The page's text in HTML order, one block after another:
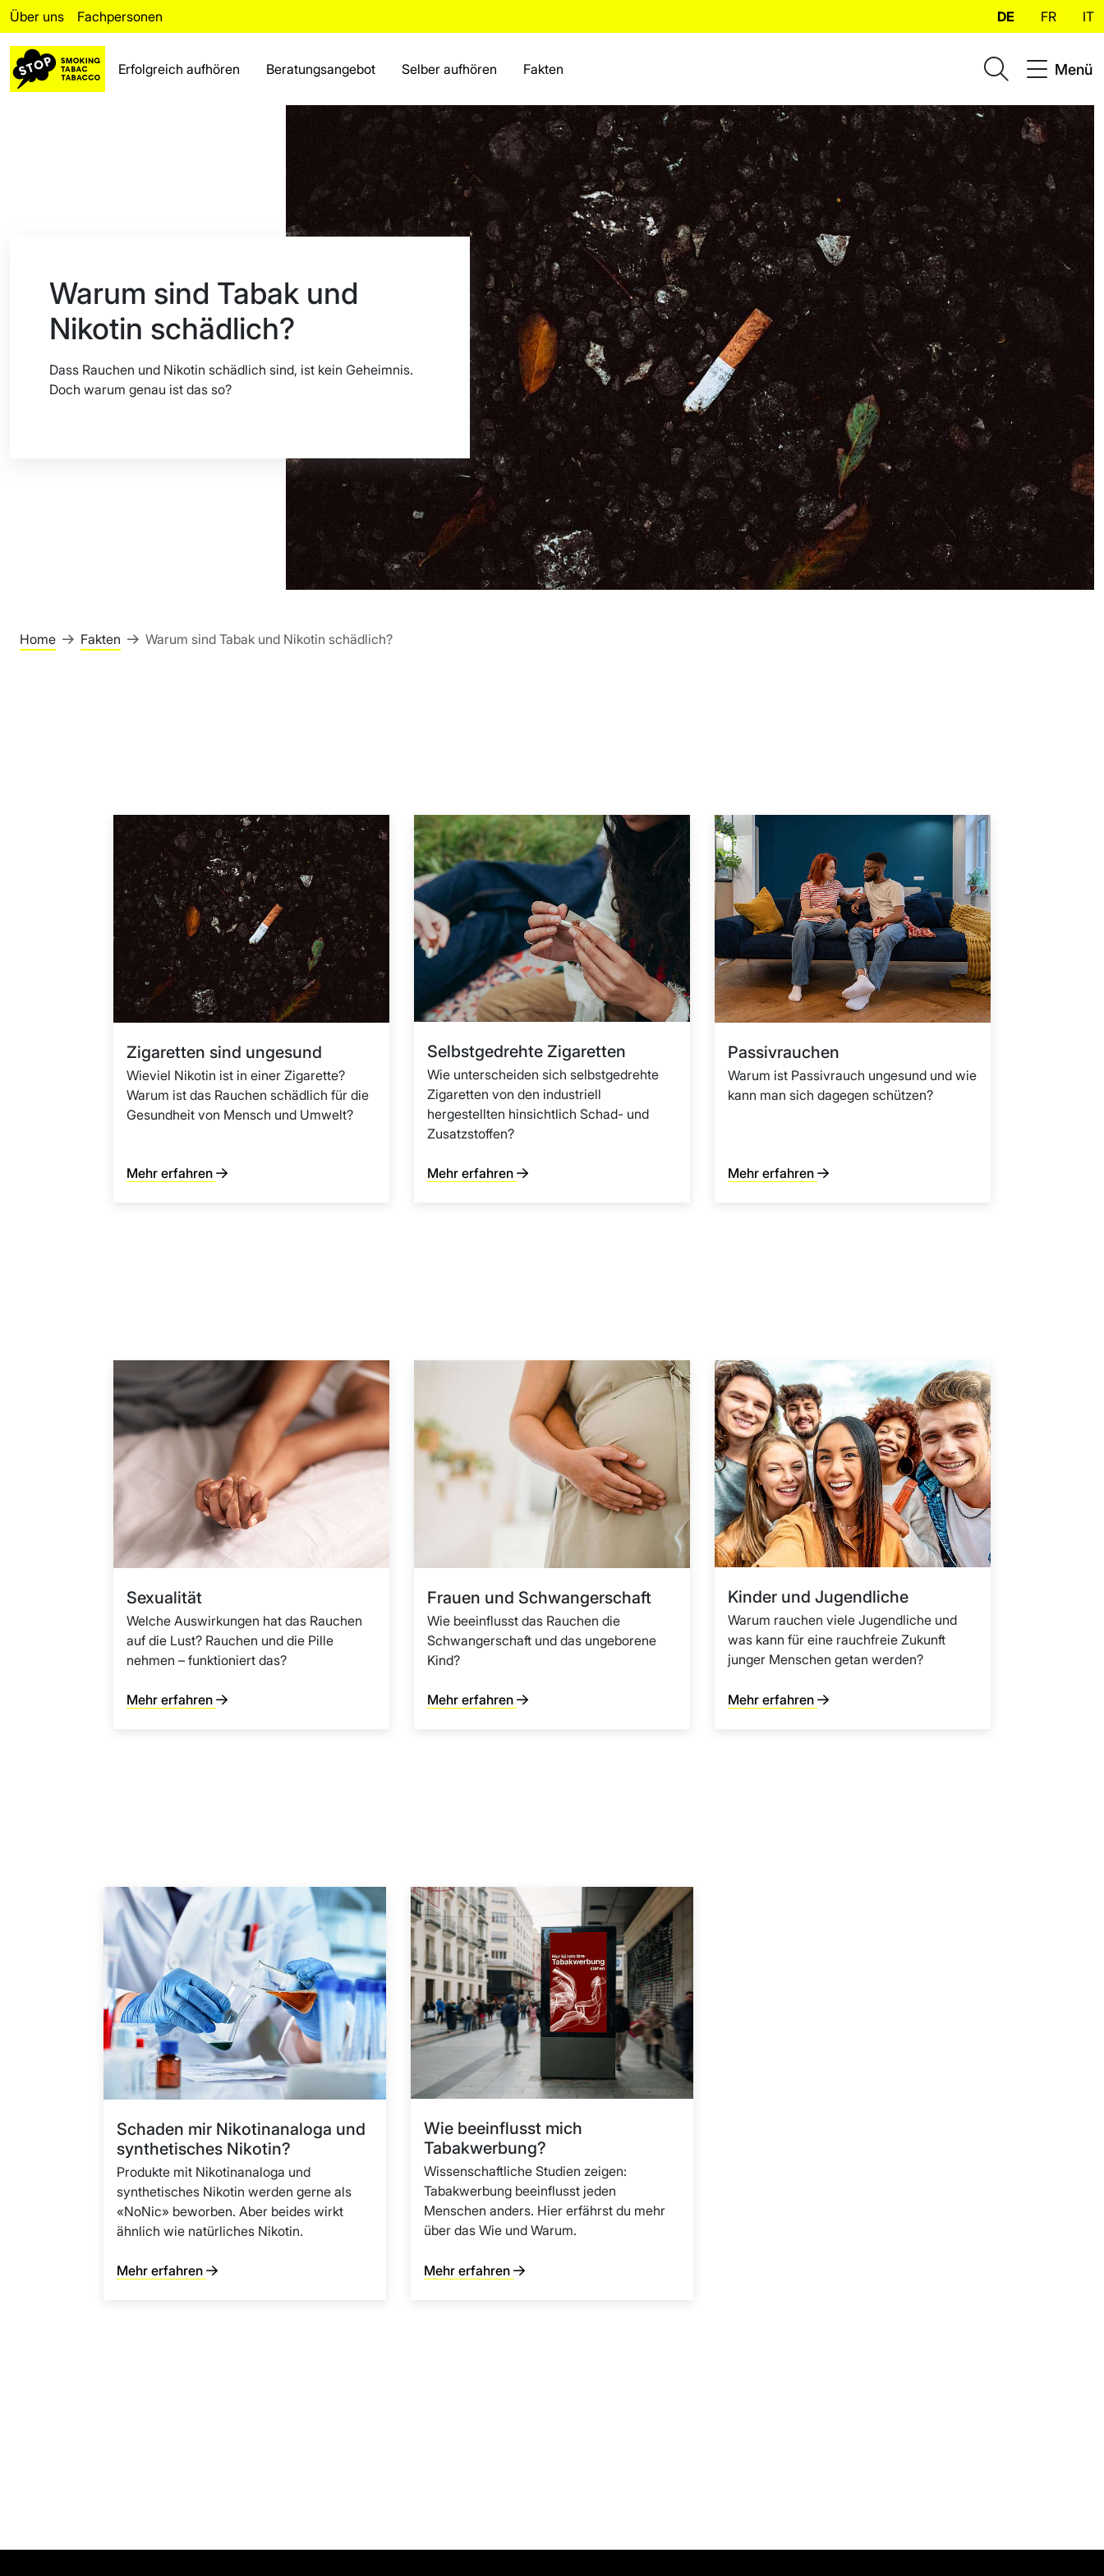
Über uns Fachpersonen DE FR IT
Erfolgreich aufhören Beratungsangebot Selber aufhören Fakten Menü
Über uns
Häufig gestellte Fragen
Warum sind Tabak und
Nikotin schädlich?
Dass Rauchen und Nikotin schädlich sind, ist kein Geheimnis.
Doch warum genau ist das so?
Home Fakten Warum sind Tabak und Nikotin schädlich?
Zigaretten sind ungesund
Wieviel Nikotin ist in einer Zigarette?
Warum ist das Rauchen schädlich für die
Gesundheit von Mensch und Umwelt?
Mehr erfahren
Selbstgedrehte Zigaretten
Wie unterscheiden sich selbstgedrehte
Zigaretten von den industriell
hergestellten hinsichtlich Schad- und
Zusatzstoffen?
Mehr erfahren
Passivrauchen
Warum ist Passivrauch ungesund und wie
kann man sich dagegen schützen?
Mehr erfahren
Sexualität
Welche Auswirkungen hat das Rauchen
auf die Lust? Rauchen und die Pille
nehmen – funktioniert das?
Mehr erfahren
Frauen und Schwangerschaft
Wie beeinflusst das Rauchen die
Schwangerschaft und das ungeborene
Kind?
Mehr erfahren
Kinder und Jugendliche
Warum rauchen viele Jugendliche und
was kann für eine rauchfreie Zukunft
junger Menschen getan werden?
Mehr erfahren
Schaden mir Nikotinanaloga und
synthetisches Nikotin?
Produkte mit Nikotinanaloga und
synthetisches Nikotin werden gerne als
«NoNic» beworben. Aber beides wirkt
ähnlich wie natürliches Nikotin.
Mehr erfahren
Wie beeinflusst mich
Tabakwerbung?
Wissenschaftliche Studien zeigen:
Tabakwerbung beeinflusst jeden
Menschen anders. Hier erfährst du mehr
über das Wie und Warum.
Mehr erfahren